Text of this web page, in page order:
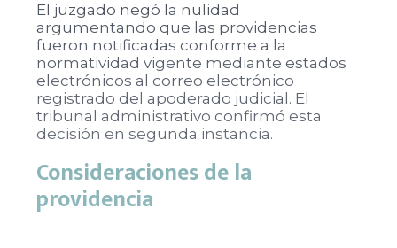
El juzgado negó la nulidad
argumentando que las providencias
fueron notificadas conforme a la
normatividad vigente mediante estados
electrónicos al correo electrónico
registrado del apoderado judicial. El
tribunal administrativo confirmó esta
decisión en segunda instancia.
Consideraciones de la
providencia